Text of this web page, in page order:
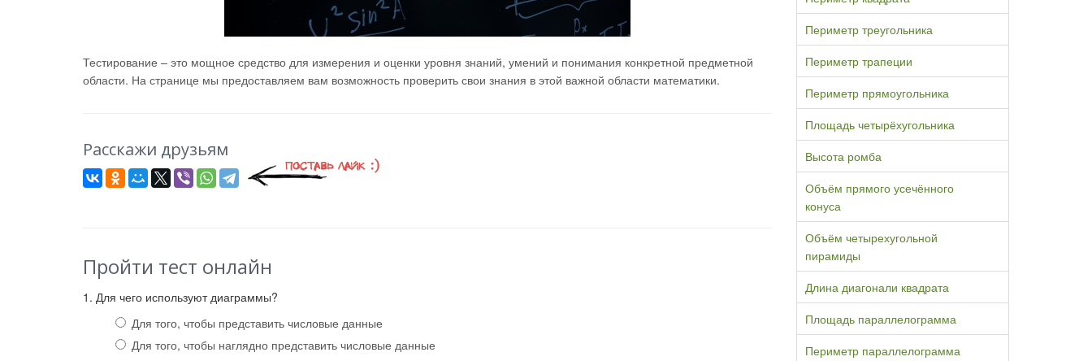
Тестирование – это мощное средство для измерения и оценки уровня знаний, умений и понимания конкретной предметной
области. На странице мы предоставляем вам возможность проверить свои знания в этой важной области математики.
Расскажи друзьям
Пройти тест онлайн
1. Для чего используют диаграммы?
Для того, чтобы представить числовые данные
Для того, чтобы наглядно представить числовые данные
Периметр треугольника
Периметр трапеции
Периметр прямоугольника
Площадь четырёхугольника
Высота ромба
Объём прямого усечённого
конуса
Объём четырехугольной
пирамиды
Длина диагонали квадрата
Площадь параллелограмма
Периметр параллелограмма